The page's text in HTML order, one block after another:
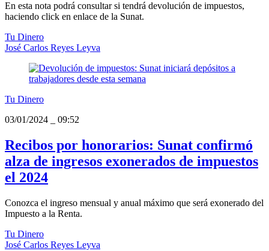
En esta nota podrá consultar si tendrá devolución de impuestos,
haciendo click en enlace de la Sunat.
Tu Dinero
José Carlos Reyes Leyva
Tu Dinero
03/01/2024
09:52
Recibos por honorarios: Sunat confirmó
alza de ingresos exonerados de impuestos
el 2024
Conozca el ingreso mensual y anual máximo que será exonerado del
Impuesto a la Renta.
Tu Dinero
José Carlos Reyes Leyva